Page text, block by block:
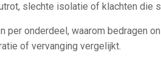
slechte isolatie of klachten die
per onderdeel, waarom bedragen
of vervanging vergelijkt.